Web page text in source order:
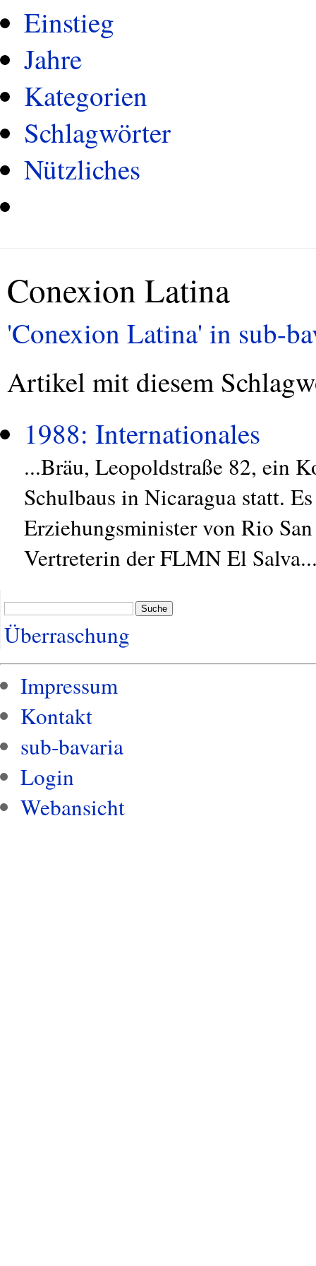
Einstieg
Jahre
Kategorien
Schlagwörter
Nützliches
Conexion Latina
'Conexion Latina' in sub-
Artikel mit diesem
1988: Internationales
...Bräu, Leopoldstraße 82, ein
Schulbaus in Nicaragua statt.
Erziehungsminister von Rio
Vertreterin der FLMN El
Suche
Überraschung
Impressum
Kontakt
sub-bavaria
Login
Webansicht